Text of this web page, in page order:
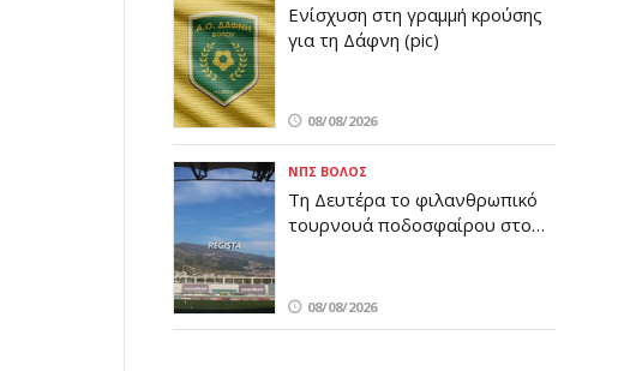
Ενίσχυση στη γραμμή κρούσης
για τη Δάφνη (pic)
08/08/2026
ΝΠΣ ΒΌΛΟΣ
Τη Δευτέρα το φιλανθρωπικό
τουρνουά ποδοσφαίρου στο
08/08/2026